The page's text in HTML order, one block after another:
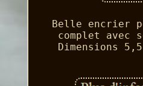
Belle encrier
complet avec
Dimensions